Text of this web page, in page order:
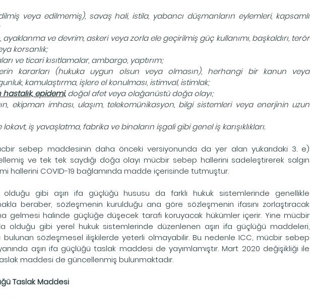
veya edilmemiş), savaş hali, istila, yabancı düşmanların eylemleri, kapsamlı
ve devrim, askeri veya zorla ele geçirilmiş güç kullanımı, başkaldırı, terör
korsanlık;
ve ticari kısıtlamalar, ambargo, yaptırım;
kararları (hukuka uygun olsun veya olmasın), herhangi bir kanun veya
kamulaştırma, işlere el konulması, istimval, istimlak;
epidemi, doğal afet veya olağanüstü doğa olayı;
ekipman imhası, ulaşım, telekomünikasyon, bilgi sistemleri veya enerjinin uzun
iş yavaşlatma, fabrika ve binaların işgali gibi genel iş karışıklıkları.
sebep maddesinin daha önceki versiyonunda da yer alan yukarıdaki 3. e)
ve tek tek saydığı doğa olayı mücbir sebep hallerini sadeleştirerek salgın
hallerini COVID-19 bağlamında madde içerisinde tutmuştur.
gibi aşırı ifa güçlüğü hususu da farklı hukuk sistemlerinde genellikle
beraber, sözleşmenin kurulduğu ana göre sözleşmenin ifasını zorlaştıracak
gelmesi halinde güçlüğe düşecek tarafı koruyacak hükümler içerir. Yine mücbir
olduğu gibi yerel hukuk sistemlerinde düzenlenen aşırı ifa güçlüğü maddeleri,
bulunan sözleşmesel ilişkilerde yeterli olmayabilir. Bu nedenle ICC, mücbir sebep
aşırı ifa güçlüğü taslak maddesi de yayımlamıştır. Mart 2020 değişikliği ile
maddesi de güncellenmiş bulunmaktadır.
Taslak Maddesi